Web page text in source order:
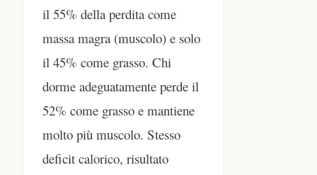
il 55% della perdita come
massa magra (muscolo) e solo
il 45% come grasso. Chi
dorme adeguatamente perde il
52% come grasso e mantiene
molto più muscolo. Stesso
deficit calorico, risultato